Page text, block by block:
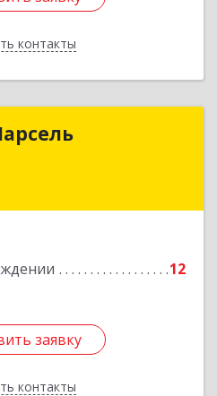
контакты
12
заявку
контакты
Марсель
Подробнее
заявку